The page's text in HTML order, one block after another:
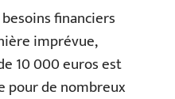
financiers
imprévue,
10 000 euros est
pour de nombreux